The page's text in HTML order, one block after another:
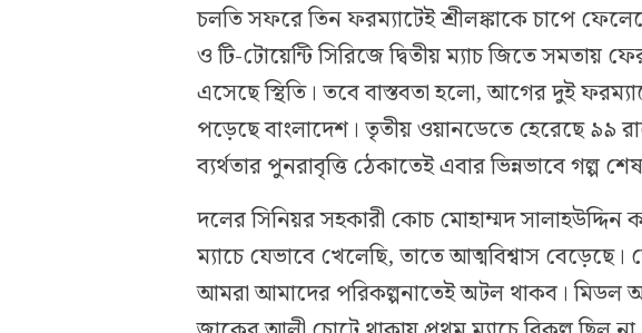
চলতি সফরে তিন ফরম্যাটেই শ্রীলঙ্কাকে চাপে
ও টি-টোয়েন্টি সিরিজে দ্বিতীয় ম্যাচ জিতে সমতায়
এসেছে স্থিতি। তবে বাস্তবতা হলো, আগের দুই
পড়েছে বাংলাদেশ। তৃতীয় ওয়ানডেতে হেরেছে ৯৯
ব্যর্থতার পুনরাবৃত্তি ঠেকাতেই এবার ভিন্নভাবে গল্প
দলের সিনিয়র সহকারী কোচ মোহাম্মদ
ম্যাচে যেভাবে খেলেছি, তাতে আত্মবিশ্বাস
আমরা আমাদের পরিকল্পনাতেই অটল থাকব। মিডল